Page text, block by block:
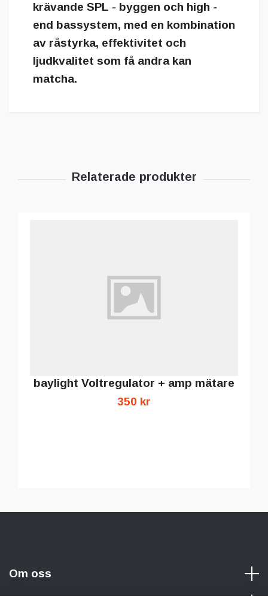
krävande SPL - byggen och high -
end bassystem, med en kombination
av råstyrka, effektivitet och
ljudkvalitet som få andra kan
matcha.
baylight Voltregulator + amp mätare
350 kr
Om oss